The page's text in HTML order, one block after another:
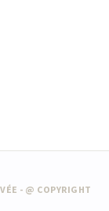
- @ COPYRIGHT